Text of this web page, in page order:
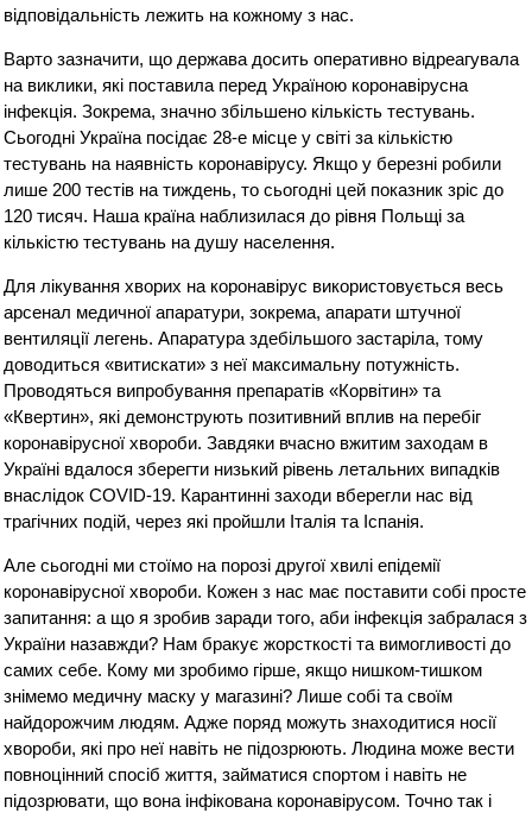
відповідальність лежить на кожному з нас.
Варто зазначити, що держава досить оперативно відреагувала
на виклики, які поставила перед Україною коронавірусна
інфекція. Зокрема, значно збільшено кількість тестувань.
Сьогодні Україна посідає 28-е місце у світі за кількістю
тестувань на наявність коронавірусу. Якщо у березні робили
лише 200 тестів на тиждень, то сьогодні цей показник зріс до
120 тисяч. Наша країна наблизилася до рівня Польщі за
кількістю тестувань на душу населення.
Для лікування хворих на коронавірус використовується весь
арсенал медичної апаратури, зокрема, апарати штучної
вентиляції легень. Апаратура здебільшого застаріла, тому
доводиться «витискати» з неї максимальну потужність.
Проводяться випробування препаратів «Корвітин» та
«Квертин», які демонструють позитивний вплив на перебіг
коронавірусної хвороби. Завдяки вчасно вжитим заходам в
Україні вдалося зберегти низький рівень летальних випадків
внаслідок COVID-19. Карантинні заходи вберегли нас від
трагічних подій, через які пройшли Італія та Іспанія.
Але сьогодні ми стоїмо на порозі другої хвилі епідемії
коронавірусної хвороби. Кожен з нас має поставити собі просте
запитання: а що я зробив заради того, аби інфекція забралася з
України назавжди? Нам бракує жорсткості та вимогливості до
самих себе. Кому ми зробимо гірше, якщо нишком-тишком
знімемо медичну маску у магазині? Лише собі та своїм
найдорожчим людям. Адже поряд можуть знаходитися носії
хвороби, які про неї навіть не підозрюють. Людина може вести
повноцінний спосіб життя, займатися спортом і навіть не
підозрювати, що вона інфікована коронавірусом. Точно так і